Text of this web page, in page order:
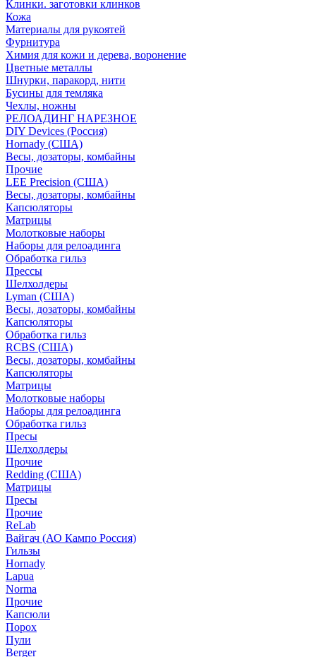
Клинки. заготовки клинков
Кожа
Материалы для рукоятей
Фурнитура
Химия для кожи и дерева, воронение
Цветные металлы
Шнурки, паракорд, нити
Бусины для темляка
Чехлы, ножны
РЕЛОАДИНГ НАРЕЗНОЕ
DIY Devices (Россия)
Hornady (США)
Весы, дозаторы, комбайны
Прочие
LEE Precision (США)
Весы, дозаторы, комбайны
Капсюляторы
Матрицы
Молотковые наборы
Наборы для релоадинга
Обработка гильз
Преcсы
Шелхолдеры
Lyman (США)
Весы, дозаторы, комбайны
Капсюляторы
Обработка гильз
RCBS (США)
Весы, дозаторы, комбайны
Капсюляторы
Матрицы
Молотковые наборы
Наборы для релоадинга
Обработка гильз
Пресы
Шелхолдеры
Прочие
Redding (США)
Матрицы
Пресы
Прочие
ReLab
Вайгач (АО Кампо Россия)
Гильзы
Hornady
Lapua
Norma
Прочие
Капсюли
Порох
Пули
Berger